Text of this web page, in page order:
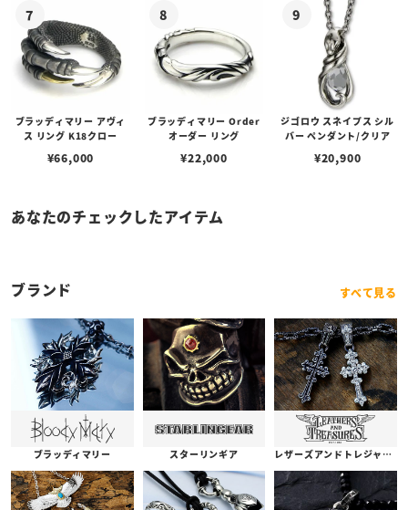
ブラッディマリー アヴィ
ス リング K18クロー
¥66,000
ブラッディマリー Order
オーダー リング
¥22,000
ジゴロウ スネイプス シル
バー ペンダント/クリア
¥20,900
あなたのチェックしたアイテム
ブランド すべて見る
ブラッディマリー スターリンギア レザーズアンドトレジャーズ